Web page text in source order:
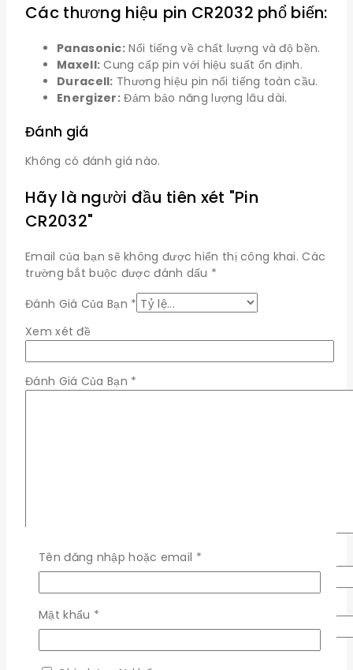
Các thương hiệu pin CR2032 phổ biến:
Panasonic: Nổi tiếng về chất lượng và độ bền.
Maxell: Cung cấp pin với hiệu suất ổn định.
Duracell: Thương hiệu pin nổi tiếng toàn cầu.
Energizer: Đảm bảo năng lượng lâu dài.
Đánh giá
Không có đánh giá nào.
Hãy là người đầu tiên xét "Pin
CR2032"
Email của bạn sẽ không được hiển thị công khai. Các
trường bắt buộc được đánh dấu *
Đánh Giá Của Bạn *
Xem xét đề
Đánh Giá Của Bạn *
Tên*
*
Tên đăng nhập hoặc email *Bắt
buộc
Mật khẩu *
buộc